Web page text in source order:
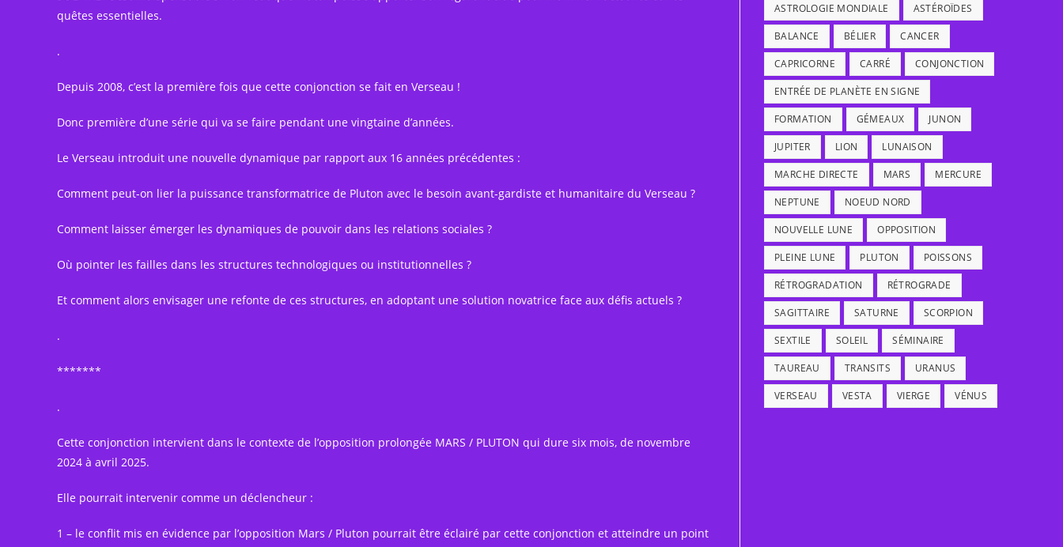
quêtes essentielles.
.
Depuis 2008, c’est la première fois que cette conjonction se fait en Verseau !
Donc première d’une série qui va se faire pendant une vingtaine d’années.
Le Verseau introduit une nouvelle dynamique par rapport aux 16 années précédentes :
Comment peut-on lier la puissance transformatrice de Pluton avec le besoin avant-gardiste et humanitaire du Verseau ?
Comment laisser émerger les dynamiques de pouvoir dans les relations sociales ?
Où pointer les failles dans les structures technologiques ou institutionnelles ?
Et comment alors envisager une refonte de ces structures, en adoptant une solution novatrice face aux défis actuels ?
.
*******
.
Cette conjonction intervient dans le contexte de l’opposition prolongée MARS / PLUTON qui dure six mois, de novembre
2024 à avril 2025.
Elle pourrait intervenir comme un déclencheur :
1 – le conflit mis en évidence par l’opposition Mars / Pluton pourrait être éclairé par cette conjonction et atteindre un point
ASTROLOGIE MONDIALE ASTÉROÏDES
BALANCE BÉLIER CANCER
CAPRICORNE CARRÉ CONJONCTION
ENTRÉE DE PLANÈTE EN SIGNE
FORMATION GÉMEAUX JUNON
JUPITER LION LUNAISON
MARCHE DIRECTE MARS MERCURE
NEPTUNE NOEUD NORD
NOUVELLE LUNE OPPOSITION
PLEINE LUNE PLUTON POISSONS
RÉTROGRADATION RÉTROGRADE
SAGITTAIRE SATURNE SCORPION
SEXTILE SOLEIL SÉMINAIRE
TAUREAU TRANSITS URANUS
VERSEAU VESTA VIERGE VÉNUS